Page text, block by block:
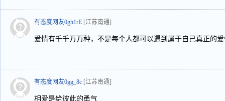
有态度网友0gh1rE [江苏南通]
爱情有千千万万种，不是每个人都可以遇到属于自己真正的
有态度网友0gg_8c [江苏南通]
相爱是给彼此的勇气